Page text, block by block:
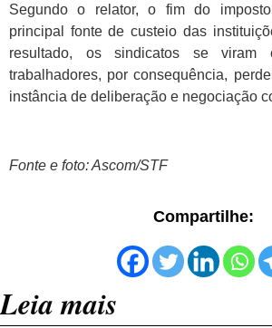
Segundo o relator, o fim do
principal fonte de custeio das
resultado, os sindicatos se viram
trabalhadores, por consequência,
instância de deliberação e negociação
Fonte e foto: Ascom/STF
Compartilhe:
Leia mais